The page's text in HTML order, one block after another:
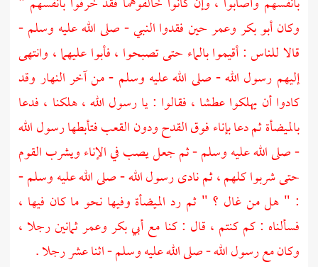
وكانأبو بكروعمرحين فقدوا النبي - صلى الله عليه وسلم -
قالا للناس : أقيموا بالماء حتى تصبحوا ، فأبوا عليهما ، وانتهى
إليهم رسول الله - صلى الله عليه وسلم - من آخر النهار وقد
كادوا أن يهلكوا عطشا ، فقالوا : يا رسول الله ، هلكنا ، فدعا
بالميضأة ثم دعا بإناء فوق القدح ودون القعب فتأبطها رسول الله
- صلى الله عليه وسلم - ثم جعل يصب في الإناء ويشرب القوم
حتى شربوا كلهم ، ثم نادى رسول الله - صلى الله عليه وسلم -
: " هل من غال ؟ " ثم رد الميضأة وفيها نحو ما كان فيها ،
فسألناه : كم كنتم ، قال : كنا مع أبي بكروعمرثمانين رجلا ،
وكان مع رسول الله - صلى الله عليه وسلم - اثنا عشر رجلا .